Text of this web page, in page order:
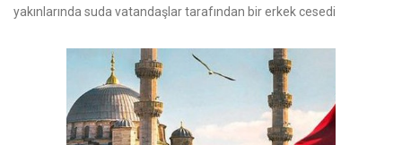
yakınlarında suda vatandaşlar tarafından bir erkek cesedi